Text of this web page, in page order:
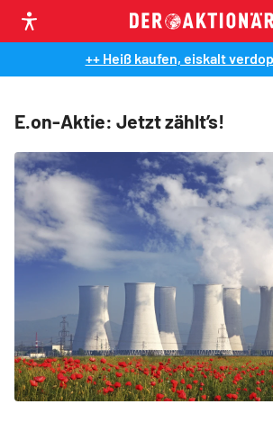
++ Heiß kaufen, eiskalt
E.on-Aktie: Jetzt zählt’s!